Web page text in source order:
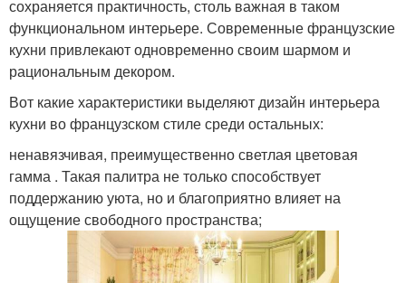
сохраняется практичность, столь важная в таком
функциональном интерьере. Современные французские
кухни привлекают одновременно своим шармом и
рациональным декором.
Вот какие характеристики выделяют дизайн интерьера
кухни во французском стиле среди остальных:
ненавязчивая, преимущественно светлая цветовая
гамма . Такая палитра не только способствует
поддержанию уюта, но и благоприятно влияет на
ощущение свободного пространства;